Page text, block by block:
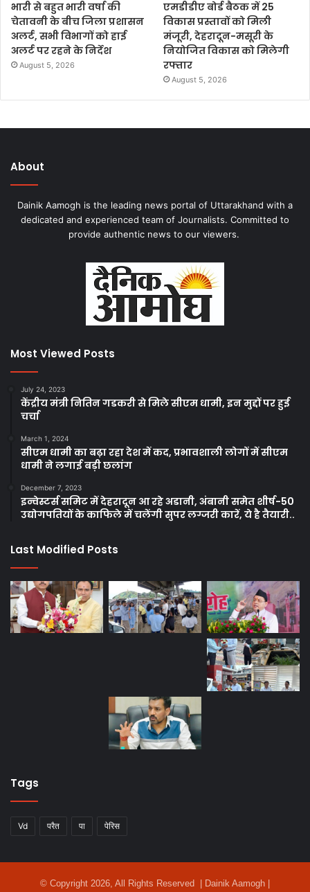
भारी से बहुत भारी वर्षा की
चेतावनी के बीच जिला प्रशासन
अलर्ट, सभी विभागों को हाई
अलर्ट पर रहने के निर्देश
August 5, 2026
एमडीडीए बोर्ड बैठक में 25
विकास प्रस्तावों को मिली
मंजूरी, देहरादून-मसूरी के
नियोजित विकास को मिलेगी
रफ्तार
August 5, 2026
About
Dainik Aamogh is the leading news portal of Uttarakhand with a
dedicated and experienced team of Journalists. Committed to
provide authentic news to our viewers.
Most Viewed Posts
July 24, 2023
केंद्रीय मंत्री नितिन गडकरी से मिले सीएम धामी, इन मुद्दों पर हुई
चर्चा
March 1, 2024
सीएम धामी का बढ़ा रहा देश में कद, प्रभावशाली लोगों में सीएम
धामी ने लगाई बड़ी छलांग
December 7, 2023
इन्वेस्टर्स समिट में देहरादून आ रहे अडानी, अंबानी समेत शीर्ष-50
उद्योगपतियों के काफिले में चलेंगी सुपर लग्जरी कारें, ये है तैयारी..
Last Modified Posts
Tags
Vd परैत पा पेरिस
© Copyright 2026, All Rights Reserved | Dainik Aamogh |